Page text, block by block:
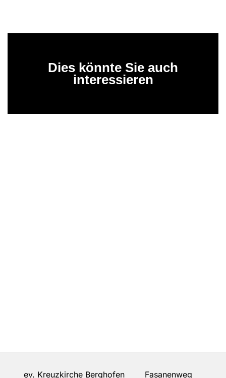
Dies könnte Sie auch
interessieren
ev. Kreuzkirche Berghofen Fasanenweg